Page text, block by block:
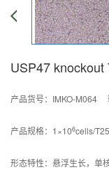
USP47
产品货号：IMKO-M064
产品规格：1×106cells/
形态特性：悬浮生长，